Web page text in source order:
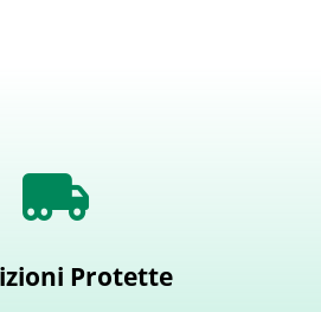
Protette